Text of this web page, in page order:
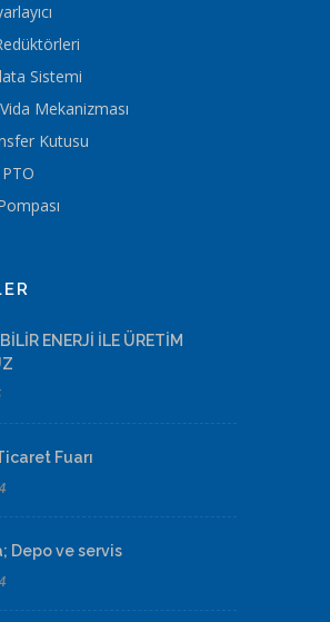
Sistemi
Mekanizması
Kutusu
ENERJİ İLE ÜRETİM
Fuarı
Depo ve servis